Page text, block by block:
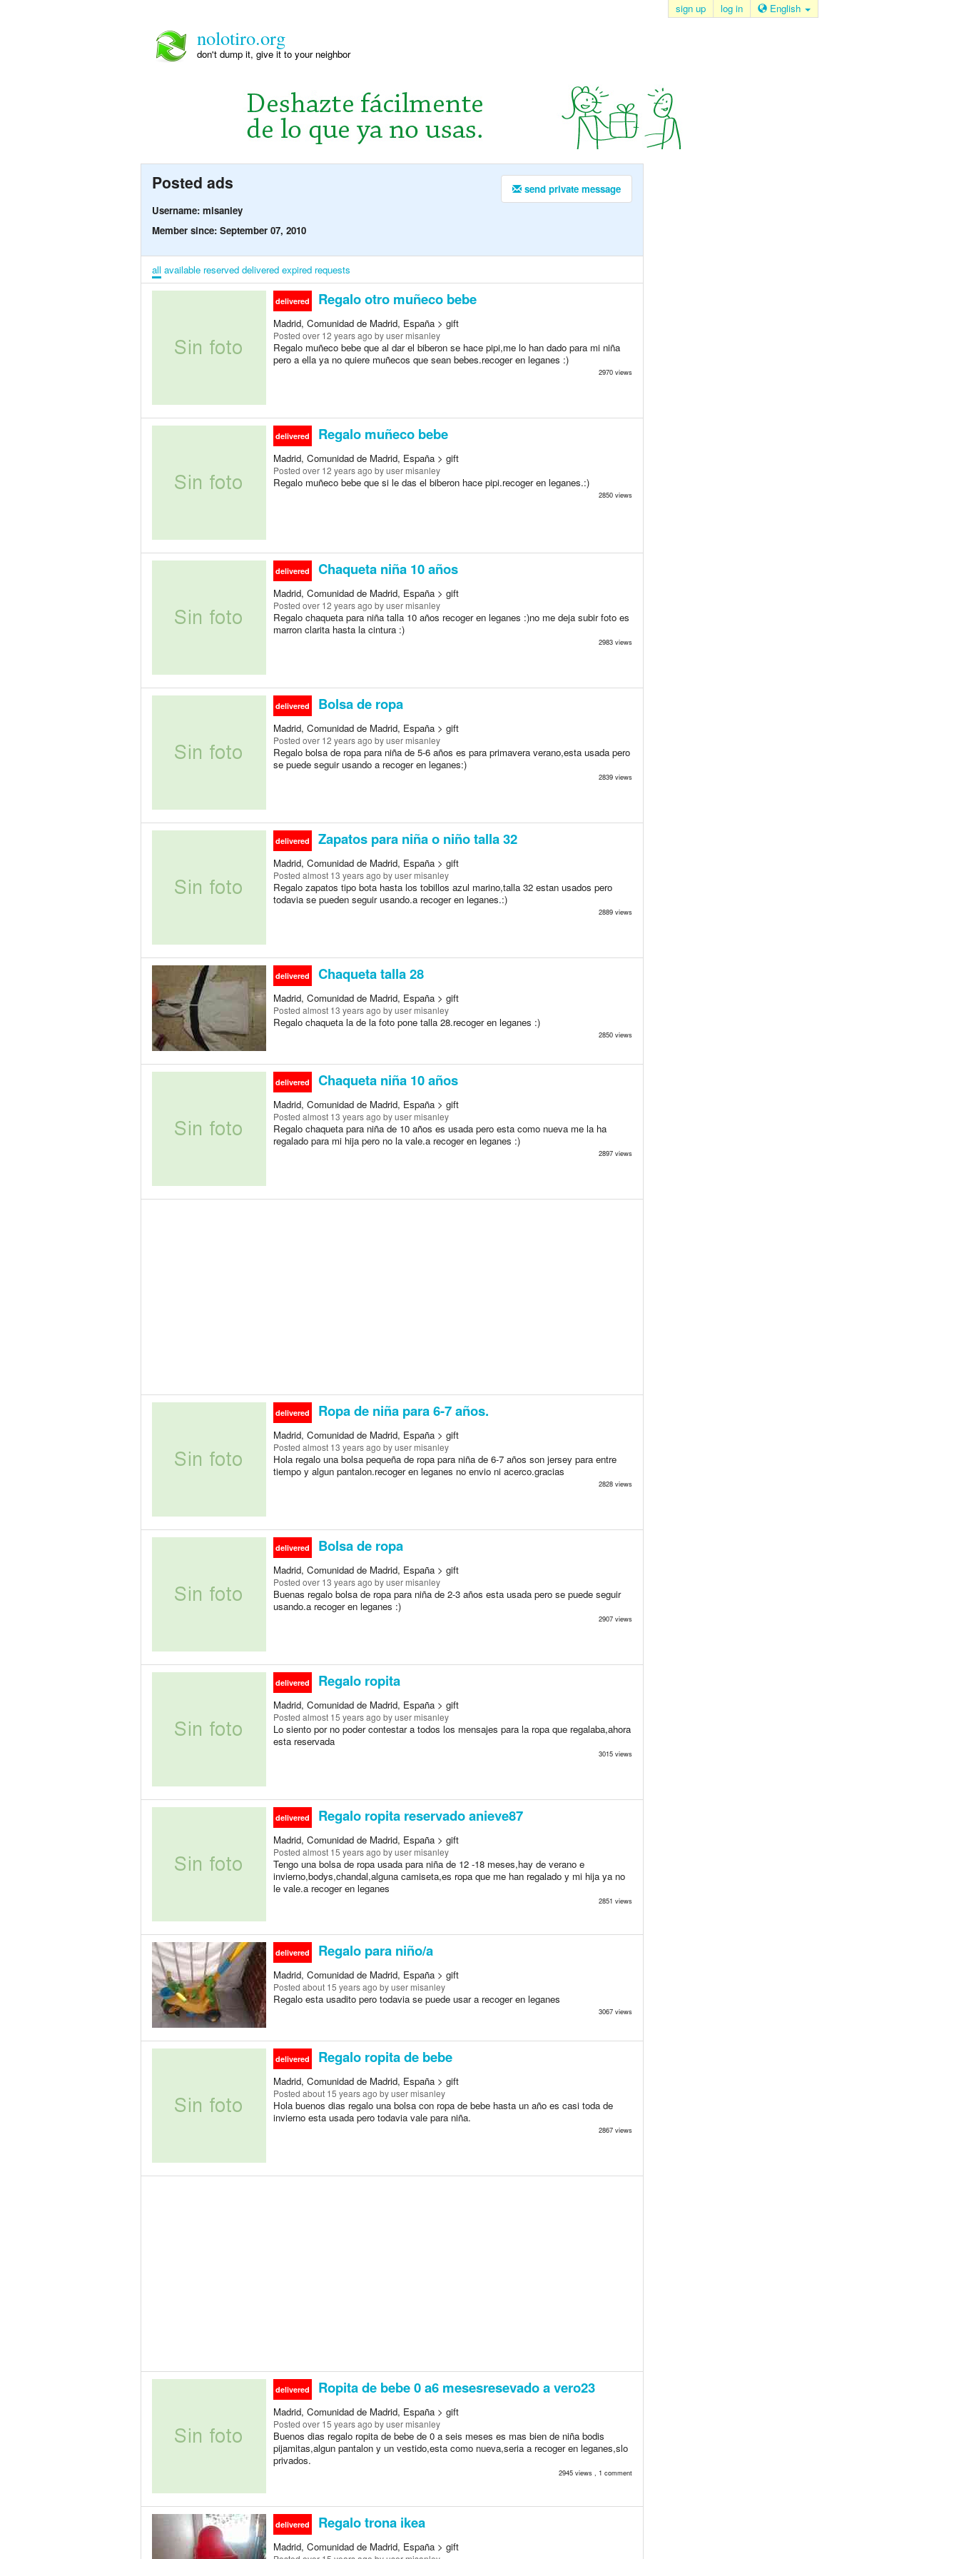
sign up log in English
nolotiro.org
don't dump it, give it to your neighbor
send private message
Posted ads
Username: misanley
Member since: September 07, 2010
all available reserved delivered expired requests
delivered Regalo otro muñeco bebe
Madrid, Comunidad de Madrid, España > gift
Posted over 12 years ago by user misanley
Regalo muñeco bebe que al dar el biberon se hace pipi,me lo han dado para mi niña
pero a ella ya no quiere muñecos que sean bebes.recoger en leganes :)
2970 views
delivered Regalo muñeco bebe
Madrid, Comunidad de Madrid, España > gift
Posted over 12 years ago by user misanley
Regalo muñeco bebe que si le das el biberon hace pipi.recoger en leganes.:)
2850 views
delivered Chaqueta niña 10 años
Madrid, Comunidad de Madrid, España > gift
Posted over 12 years ago by user misanley
Regalo chaqueta para niña talla 10 años recoger en leganes :)no me deja subir foto es
marron clarita hasta la cintura :)
2983 views
delivered Bolsa de ropa
Madrid, Comunidad de Madrid, España > gift
Posted over 12 years ago by user misanley
Regalo bolsa de ropa para niña de 5-6 años es para primavera verano,esta usada pero
se puede seguir usando a recoger en leganes:)
2839 views
delivered Zapatos para niña o niño talla 32
Madrid, Comunidad de Madrid, España > gift
Posted almost 13 years ago by user misanley
Regalo zapatos tipo bota hasta los tobillos azul marino,talla 32 estan usados pero
todavia se pueden seguir usando.a recoger en leganes.:)
2889 views
delivered Chaqueta talla 28
Madrid, Comunidad de Madrid, España > gift
Posted almost 13 years ago by user misanley
Regalo chaqueta la de la foto pone talla 28.recoger en leganes :)
2850 views
delivered Chaqueta niña 10 años
Madrid, Comunidad de Madrid, España > gift
Posted almost 13 years ago by user misanley
Regalo chaqueta para niña de 10 años es usada pero esta como nueva me la ha
regalado para mi hija pero no la vale.a recoger en leganes :)
2897 views
delivered Ropa de niña para 6-7 años.
Madrid, Comunidad de Madrid, España > gift
Posted almost 13 years ago by user misanley
Hola regalo una bolsa pequeña de ropa para niña de 6-7 años son jersey para entre
tiempo y algun pantalon.recoger en leganes no envio ni acerco.gracias
2828 views
delivered Bolsa de ropa
Madrid, Comunidad de Madrid, España > gift
Posted over 13 years ago by user misanley
Buenas regalo bolsa de ropa para niña de 2-3 años esta usada pero se puede seguir
usando.a recoger en leganes :)
2907 views
delivered Regalo ropita
Madrid, Comunidad de Madrid, España > gift
Posted almost 15 years ago by user misanley
Lo siento por no poder contestar a todos los mensajes para la ropa que regalaba,ahora
esta reservada
3015 views
delivered Regalo ropita reservado anieve87
Madrid, Comunidad de Madrid, España > gift
Posted almost 15 years ago by user misanley
Tengo una bolsa de ropa usada para niña de 12 -18 meses,hay de verano e
invierno,bodys,chandal,alguna camiseta,es ropa que me han regalado y mi hija ya no
le vale.a recoger en leganes
2851 views
delivered Regalo para niño/a
Madrid, Comunidad de Madrid, España > gift
Posted about 15 years ago by user misanley
Regalo esta usadito pero todavia se puede usar a recoger en leganes
3067 views
delivered Regalo ropita de bebe
Madrid, Comunidad de Madrid, España > gift
Posted about 15 years ago by user misanley
Hola buenos dias regalo una bolsa con ropa de bebe hasta un año es casi toda de
invierno esta usada pero todavia vale para niña.
2867 views
delivered Ropita de bebe 0 a6 mesesresevado a vero23
Madrid, Comunidad de Madrid, España > gift
Posted over 15 years ago by user misanley
Buenos dias regalo ropita de bebe de 0 a seis meses es mas bien de niña bodis
pijamitas,algun pantalon y un vestido,esta como nueva,seria a recoger en leganes,slo
privados.
2945 views , 1 comment
delivered Regalo trona ikea
Madrid, Comunidad de Madrid, España > gift